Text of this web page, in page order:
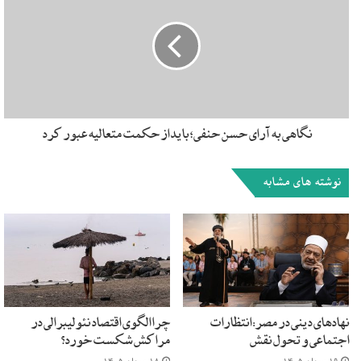
برنامه‌ی درسی رسمی کشور تمایلی ندارد که بر
خشونت‌بار فرقه‌ای بوده است.
تأکید بر هویت اسلامی آن، «جمهوری اسلامی پاکستان» شد. با
این حال، فقط در قانون اساسی سال ۱۹۷۳ (ماده ۲) بود که اسلام
به عنوان دین رسمی اعلام شد. قانون اساسی ۱۹۷۳ همچنین
توصیه کرد که باید گام‌هایی برداشته شود تا مسلمانان پاکستانی
بتوانند طبق اصول اسلام (قرآن و سنت)، زندگی کنند. برای همین
امر «مطالعات اسلامی» برای همه‌ دانش آموزان مسلمان در مدارس
با هدف توانایی آنان در یادگیری و به کارگیری اصول اسلامی در
نگاهی به آرای حسن حنفی؛ باید از حکمت متعالیه عبور کرد
نوشته های مشابه
نهادهای دینی در مصر: انتظارات
اجتماعی و تحول نقش
چرا الگوی اقتصاد نئولیبرالی در
مراکش شکست خورد؟